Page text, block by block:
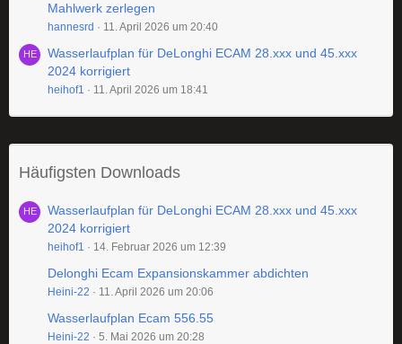
Mahlwerk zerlegen
hannesrd 11. April 2026 um 20:40
Wasserlaufplan für DeLonghi ECAM 28.xxx und 45.xxx
2024 korrigiert
heihof1 11. April 2026 um 18:41
Häufigsten Downloads
Wasserlaufplan für DeLonghi ECAM 28.xxx und 45.xxx
2024 korrigiert
heihof1 14. Februar 2026 um 12:39
Delonghi Ecam Expansionskammer abdichten
Heini-22 11. April 2026 um 20:06
Wasserlaufplan Ecam 556.55
Heini-22 5. Mai 2026 um 20:28